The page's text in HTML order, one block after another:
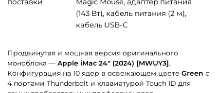
(143 Вт), кабель питания (2 м),
кабель USB-C
Продвинутая и мощная версия оригинального
моноблока — Apple iMac 24″ (2024) [MWUY3].
Конфигурация на 10 ядер в освежающем цвете Green с
4 портами Thunderbolt и клавиатурой Touch ID для